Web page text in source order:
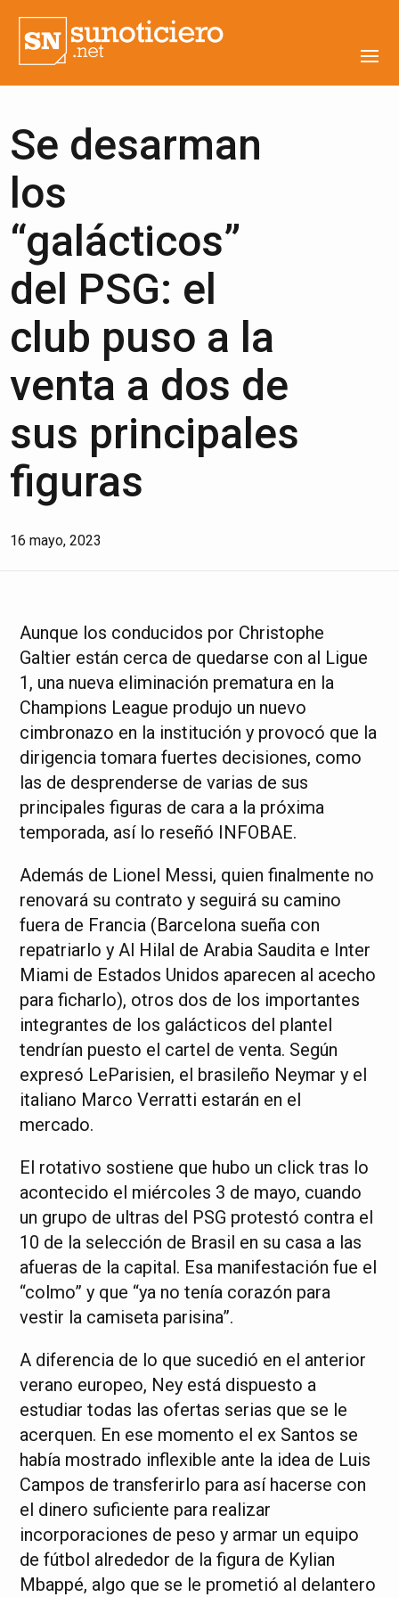
Se desarman
los
“galácticos”
del PSG: el
club puso a la
venta a dos de
sus principales
figuras
16 mayo, 2023
Aunque los conducidos por Christophe
Galtier están cerca de quedarse con al Ligue
1, una nueva eliminación prematura en la
Champions League produjo un nuevo
cimbronazo en la institución y provocó que la
dirigencia tomara fuertes decisiones, como
las de desprenderse de varias de sus
principales figuras de cara a la próxima
temporada, así lo reseñó INFOBAE.
Además de Lionel Messi, quien finalmente no
renovará su contrato y seguirá su camino
fuera de Francia (Barcelona sueña con
repatriarlo y Al Hilal de Arabia Saudita e Inter
Miami de Estados Unidos aparecen al acecho
para ficharlo), otros dos de los importantes
integrantes de los galácticos del plantel
tendrían puesto el cartel de venta. Según
expresó LeParisien, el brasileño Neymar y el
italiano Marco Verratti estarán en el
mercado.
El rotativo sostiene que hubo un click tras lo
acontecido el miércoles 3 de mayo, cuando
un grupo de ultras del PSG protestó contra el
10 de la selección de Brasil en su casa a las
afueras de la capital. Esa manifestación fue el
“colmo” y que “ya no tenía corazón para
vestir la camiseta parisina”.
A diferencia de lo que sucedió en el anterior
verano europeo, Ney está dispuesto a
estudiar todas las ofertas serias que se le
acerquen. En ese momento el ex Santos se
había mostrado inflexible ante la idea de Luis
Campos de transferirlo para así hacerse con
el dinero suficiente para realizar
incorporaciones de peso y armar un equipo
de fútbol alrededor de la figura de Kylian
Mbappé, algo que se le prometió al delantero